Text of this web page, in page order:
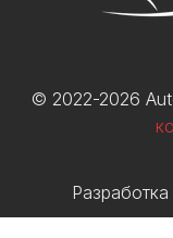
© 2022-2026